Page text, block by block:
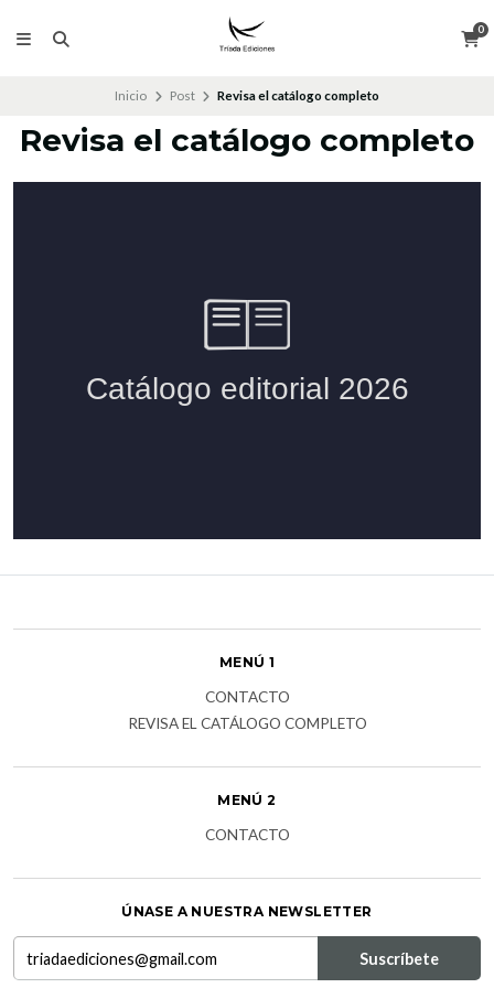
0
Inicio Post Revisa el catálogo completo
Revisa el catálogo completo
MENÚ 1
CONTACTO
REVISA EL CATÁLOGO COMPLETO
MENÚ 2
CONTACTO
ÚNASE A NUESTRA NEWSLETTER